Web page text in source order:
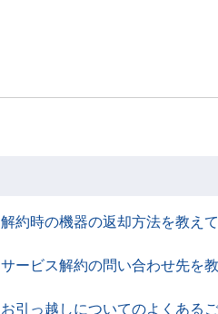
解約時の機器の返却方法を教えて
サービス解約の問い合わせ先を
お引っ越しについてのよくある